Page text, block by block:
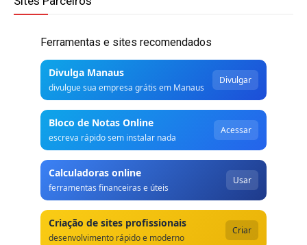
Ferramentas e sites recomendados
Divulga Manaus
divulgue sua empresa grátis em Manaus
Divulgar
Bloco de Notas Online
escreva rápido sem instalar nada
Acessar
Calculadoras online
ferramentas financeiras e úteis
Usar
Criação de sites profissionais
desenvolvimento rápido e moderno
Criar